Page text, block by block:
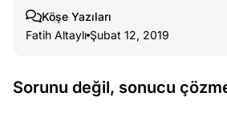
kirli
Köşe Yazıları
Fatih Altaylı Şubat 12, 2019
Sorunu değil, sonucu